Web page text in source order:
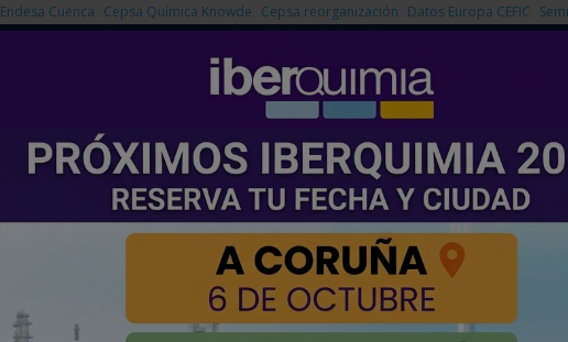
Endesa Cuenca Cepsa Química Knowde Cepsa reorganización Datos Europa CEFIC
NOTICIAS PRODUCTOS
EMPRESAS PREMIUM
La seguridad industrial es clave para la sostenibilidad